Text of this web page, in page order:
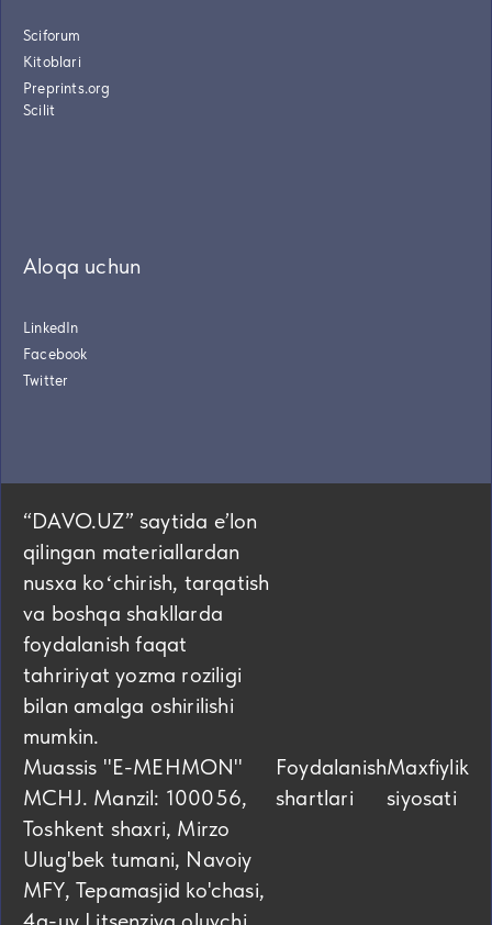
Sciforum
Kitoblari
Preprints.org
Scilit
Aloqa uchun
LinkedIn
Facebook
Twitter
“DAVO.UZ” saytida eʼlon
qilingan materiallardan
nusxa koʻchirish, tarqatish
va boshqa shakllarda
foydalanish faqat
tahririyat yozma roziligi
bilan amalga oshirilishi
mumkin.
Muassis "E-MEHMON"
MCHJ. Manzil: 100056,
Toshkent shaxri, Mirzo
Ulug'bek tumani, Navoiy
MFY, Tepamasjid ko'chasi,
Foydalanish
shartlari
Maxfiylik
siyosati